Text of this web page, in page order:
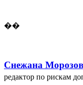
��
Снежана
редактор по рискам